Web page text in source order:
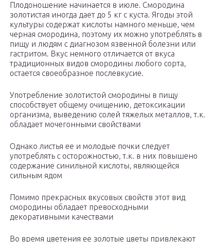
Плодоношение начинается в июле. Смородина
золотистая иногда дает до 5 кг с куста. Ягоды этой
культуры содержат кислоты намного меньше, чем
черная смородина, поэтому их можно употреблять в
пищу и людям с диагнозом язвенной болезни или
гастритом. Вкус немного отличается от вкуса
традиционных видов смородины любого сорта,
остается своеобразное послевкусие.
Употребление золотистой смородины в пищу
способствует общему очищению, детоксикации
организма, выведению солей тяжелых металлов, т.к.
обладает мочегонными свойствами
Однако листья ее и молодые почки следует
употреблять с осторожностью, т.к. в них повышено
содержание синильной кислоты, являющейся
сильным ядом
Помимо прекрасных вкусовых свойств этот вид
смородины обладает превосходными
декоративными качествами
Во время цветения ее золотые цветы привлекают